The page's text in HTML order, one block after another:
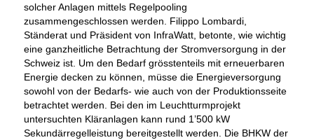
solcher Anlagen mittels Regelpooling
zusammengeschlossen werden. Filippo Lombardi,
Ständerat und Präsident von InfraWatt, betonte, wie wichtig
eine ganzheitliche Betrachtung der Stromversorgung in der
Schweiz ist. Um den Bedarf grösstenteils mit erneuerbaren
Energie decken zu können, müsse die Energieversorgung
sowohl von der Bedarfs- wie auch von der Produktionsseite
betrachtet werden. Bei den im Leuchtturmprojekt
untersuchten Kläranlagen kann rund 1’500 kW
Sekundärregelleistung bereitgestellt werden. Die BHKW der